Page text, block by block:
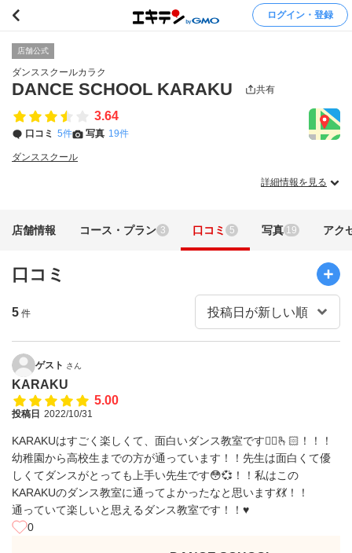
ログイン・登録
店舗公式
ダンススクールカラク
DANCE SCHOOL KARAKU 共有
3.64
口コミ 5件 写真 19件
ダンススクール
詳細情報を見る
店舗情報 コース・プラン 3 口コミ 5 写真 19 アク
口コミ
5 件
ゲスト さん
KARAKU
5.00
投稿日 2022/10/31
KARAKUはすごく楽しくて、面白いダンス教室です❤️‍🔥🫰🏻！！！
幼稚園から高校生までの方が通っています！！先生は面白くて優
しくてダンスがとっても上手い先生です😳💞！！私はこの
KARAKUのダンス教室に通ってよかったなと思います💃💃！！
通っていて楽しいと思えるダンス教室です！！♥
0